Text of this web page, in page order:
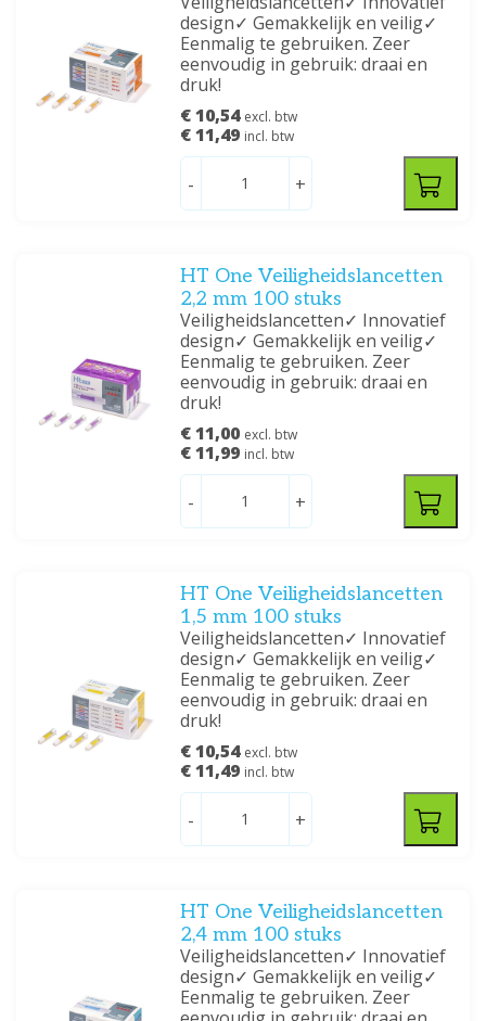
design✓ Gemakkelijk en veilig✓
Eenmalig te gebruiken. Zeer
eenvoudig in gebruik: draai en
druk!
€ 10,54 excl. btw
€ 11,49 incl. btw
- +
HT One Veiligheidslancetten
2,2 mm 100 stuks
Veiligheidslancetten✓ Innovatief
design✓ Gemakkelijk en veilig✓
Eenmalig te gebruiken. Zeer
eenvoudig in gebruik: draai en
druk!
€ 11,00 excl. btw
€ 11,99 incl. btw
- +
HT One Veiligheidslancetten
1,5 mm 100 stuks
Veiligheidslancetten✓ Innovatief
design✓ Gemakkelijk en veilig✓
Eenmalig te gebruiken. Zeer
eenvoudig in gebruik: draai en
druk!
€ 10,54 excl. btw
€ 11,49 incl. btw
- +
HT One Veiligheidslancetten
2,4 mm 100 stuks
Veiligheidslancetten✓ Innovatief
design✓ Gemakkelijk en veilig✓
Eenmalig te gebruiken. Zeer